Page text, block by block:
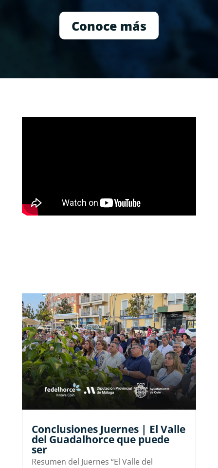
Conoce más
Conclusiones Juernes | El Valle
del Guadalhorce que puede
ser
Resumen del Juernes “El Valle del